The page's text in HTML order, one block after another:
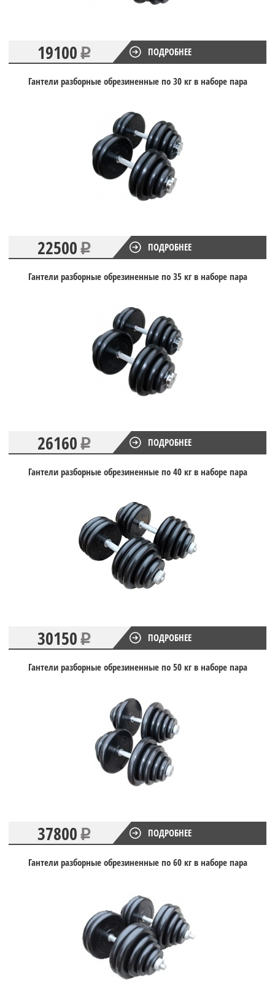
19100 ПОДРОБНЕЕ
Гантели разборные обрезиненные по 30 кг в наборе пара
22500 ПОДРОБНЕЕ
Гантели разборные обрезиненные по 35 кг в наборе пара
26160 ПОДРОБНЕЕ
Гантели разборные обрезиненные по 40 кг в наборе пара
30150 ПОДРОБНЕЕ
Гантели разборные обрезиненные по 50 кг в наборе пара
37800 ПОДРОБНЕЕ
Гантели разборные обрезиненные по 60 кг в наборе пара